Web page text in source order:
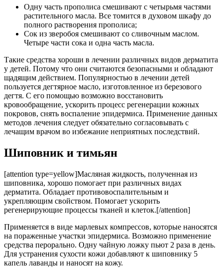
Одну часть прополиса смешивают с четырьмя частями
растительного масла. Все томится в духовом шкафу до
полного растворения прополиса;
Сок из зверобоя смешивают со сливочным маслом.
Четыре части сока и одна часть масла.
Такие средства хороши в лечении различных видов дерматита
у детей. Потому что они считаются безопасными и обладают
щадящим действием. Популярностью в лечении детей
пользуется дегтярное масло, изготовленное из березового
дегтя. С его помощью возможно восстановить
кровообращение, ускорить процесс регенерации кожных
покровов, снять воспаление эпидермиса. Применение данных
методов лечения следует обязательно согласовывать с
лечащим врачом во избежание неприятных последствий.
Шиповник и тимьян
[attention type=yellow]Масляная жидкость, полученная из
шиповника, хорошо помогает при различных видах
дерматита. Обладает противовоспалительным и
укрепляющим свойством. Помогает ускорить
регенерирующие процессы тканей и клеток.[/attention]
Применяется в виде марлевых компрессов, которые наносятся
на пораженные участки эпидермиса. Возможно применение
средства перорально. Одну чайную ложку пьют 2 раза в день.
Для устранения сухости кожи добавляют к шиповнику 5
капель лаванды и наносят на кожу.